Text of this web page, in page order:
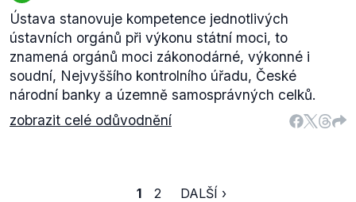
Ústava stanovuje kompetence jednotlivých
ústavních orgánů při výkonu státní moci, to
znamená orgánů moci zákonodárné, výkonné i
soudní, Nejvyššího kontrolního úřadu, České
národní banky a územně samosprávných celků.
zobrazit celé odůvodnění
1 2 DALŠÍ ›